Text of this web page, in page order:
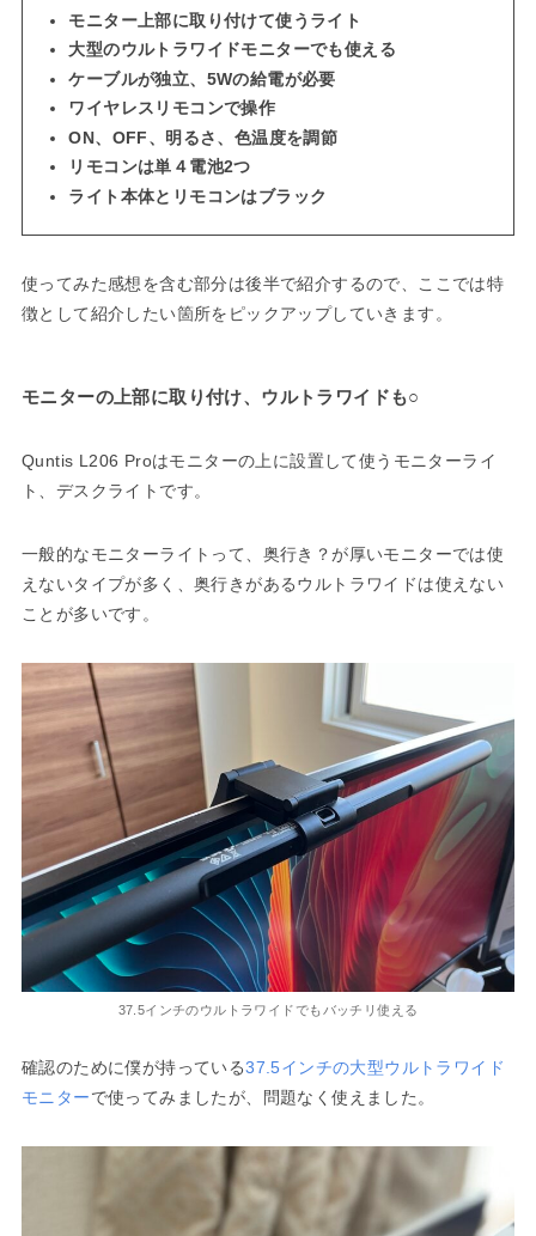
モニター上部に取り付けて使うライト
大型のウルトラワイドモニターでも使える
ケーブルが独立、5Wの給電が必要
ワイヤレスリモコンで操作
ON、OFF、明るさ、色温度を調節
リモコンは単４電池2つ
ライト本体とリモコンはブラック
使ってみた感想を含む部分は後半で紹介するので、ここでは特
徴として紹介したい箇所をピックアップしていきます。
モニターの上部に取り付け、ウルトラワイドも○
Quntis L206 Proはモニターの上に設置して使うモニターライ
ト、デスクライトです。
一般的なモニターライトって、奥行き？が厚いモニターでは使
えないタイプが多く、奥行きがあるウルトラワイドは使えない
ことが多いです。
37.5インチのウルトラワイドでもバッチリ使える
確認のために僕が持っている37.5インチの大型ウルトラワイド
モニターで使ってみましたが、問題なく使えました。